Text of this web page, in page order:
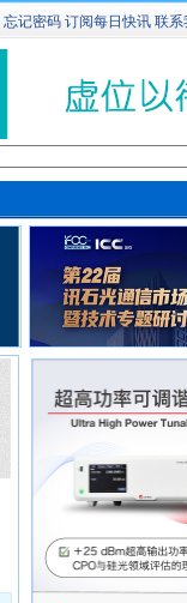
忘记密码 订阅每日快讯 联系